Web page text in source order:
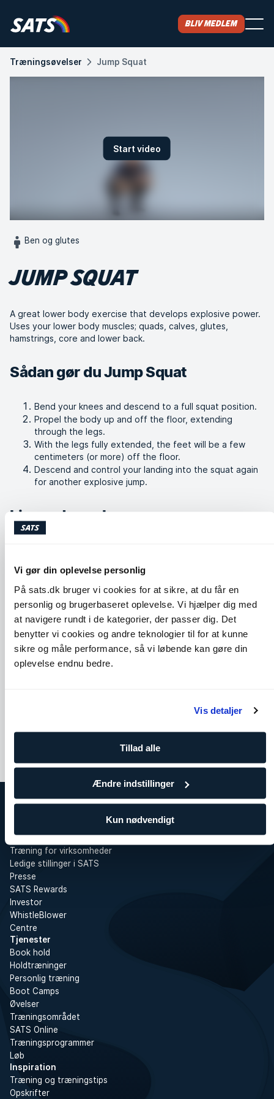
Vi gør din oplevelse personlig
På sats.dk bruger vi cookies for at sikre, at du får en
personlig og brugerbaseret oplevelse. Vi hjælper dig med
at navigere rundt i de kategorier, der passer dig. Det
benytter vi cookies og andre teknologier til for at kunne
sikre og måle performance, så vi løbende kan gøre din
oplevelse endnu bedre.
Vis detaljer
Tillad alle
Ændre indstillinger
Kun nødvendigt
Bliv medlem
Træningsøvelser Jump Squat
Start video
Ben og glutes
JUMP SQUAT
A great lower body exercise that develops explosive power.
Uses your lower body muscles; quads, calves, glutes,
hamstrings, core and lower back.
Sådan gør du Jump Squat
Bend your knees and descend to a full squat position.
Propel the body up and off the floor, extending
through the legs.
With the legs fully extended, the feet will be a few
centimeters (or more) off the floor.
Descend and control your landing into the squat again
for another explosive jump.
Lignende øvelser
SATS
Træning for virksomheder
Ledige stillinger i SATS
Presse
SATS Rewards
Investor
WhistleBlower
Centre
Tjenester
Book hold
Holdtræninger
Personlig træning
Boot Camps
Øvelser
Træningsområdet
SATS Online
Træningsprogrammer
Løb
Inspiration
Træning og træningstips
Opskrifter